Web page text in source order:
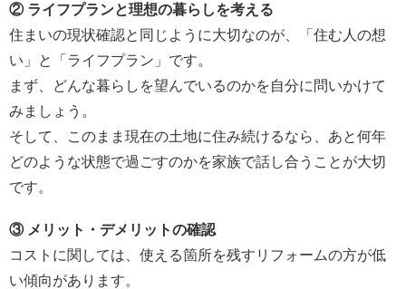
② ライフプランと理想の暮らしを考える
住まいの現状確認と同じように大切なのが、「住む人の想
い」と「ライフプラン」です。
まず、どんな暮らしを望んでいるのかを自分に問いかけて
みましょう。
そして、このまま現在の土地に住み続けるなら、あと何年
どのような状態で過ごすのかを家族で話し合うことが大切
です。
③ メリット・デメリットの確認
コストに関しては、使える箇所を残すリフォームの方が低
い傾向があります。